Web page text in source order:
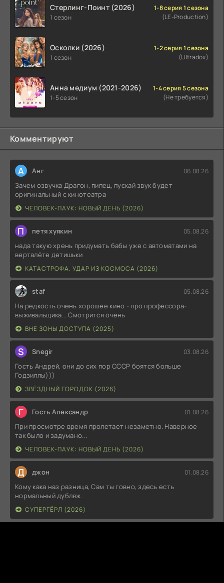
Стерлинг-Поинт (2026)
1 сезон
1-8 серия 1 сезона
(LE-Production)
Осколки (2026)
1 сезон
1-2 серия 1 сезона
(Ultradox)
Анна медиум (2021-2026)
1-5 сезон
1-4 серия 5 сезона
(Не требуется)
Комментируют
А Анг 06.08.26
Зачем озвучка Драгон, пипец, пускай звук будет
оригинальный с кинотеатра
ЧЕЛОВЕК-ПАУК: НОВЫЙ ДЕНЬ (2026)
П петя хуякин 05.08.26
нада такую хрень придумать бабы уже с автоматами на
верталёте детишьки
КАТАСТРОФА. УДАР ИЗ КОСМОСА (2026)
staf 05.08.26
На редкость очень хорошее кино - про профессора-
выживальщика... Смотрится очень
ВНЕ ЗОНЫ ДОСТУПА (2025)
S Snegir 03.08.26
Гость Андрей, они до сих пор СССР боятся больше
Годзиллы)))
ЗВЁЗДНЫЙ ГОРОДОК (2026)
Г Гость Александр 01.08.26
При просмотре время пролетает незаметно. Наверное
так было и задумано...
ЧЕЛОВЕК-ПАУК: НОВЫЙ ДЕНЬ (2026)
Д джон 01.08.26
Кому кака наз разница, Сам ты говно, здесь есть
нормальный дубляж.
СУПЕРГЁРЛ (2026)